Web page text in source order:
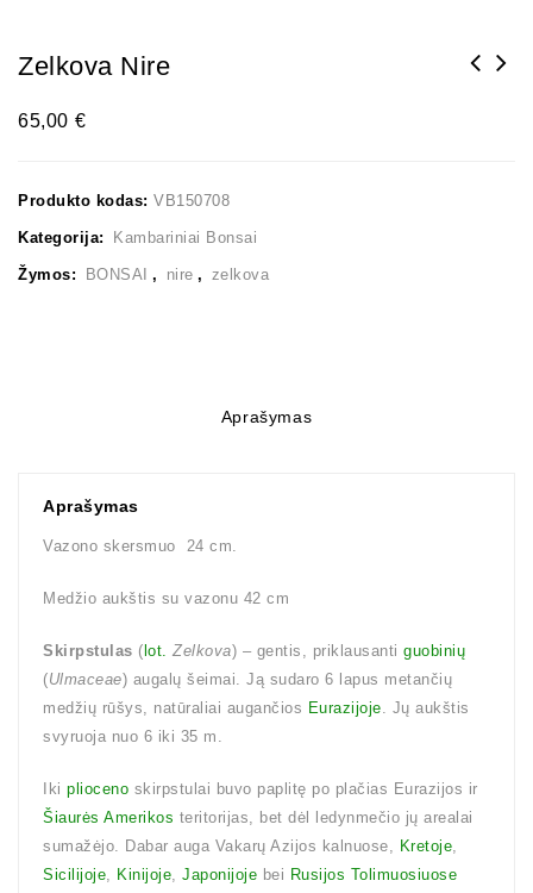
Zelkova Nire
65,00 €
Produkto kodas: VB150708
Kategorija: Kambariniai Bonsai
Žymos: BONSAI , nire , zelkova
Aprašymas
Aprašymas
Vazono skersmuo 24 cm.
Medžio aukštis su vazonu 42 cm
Skirpstulas ( lot. Zelkova) – gentis, priklausanti guobinių
(Ulmaceae) augalų šeimai. Ją sudaro 6 lapus metančių
medžių rūšys, natūraliai augančios Eurazijoje. Jų aukštis
svyruoja nuo 6 iki 35 m.
Iki plioceno skirpstulai buvo paplitę po plačias Eurazijos ir
Šiaurės Amerikos teritorijas, bet dėl ledynmečio jų arealai
sumažėjo. Dabar auga Vakarų Azijos kalnuose, Kretoje,
Sicilijoje, Kinijoje, Japonijoje bei Rusijos Tolimuosiuose